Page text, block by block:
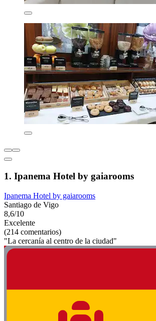
1. Ipanema Hotel by gaiarooms
Ipanema Hotel by gaiarooms
Santiago de Vigo
8,6/10
Excelente
(214 comentarios)
"La cercanía al centro de la ciudad"